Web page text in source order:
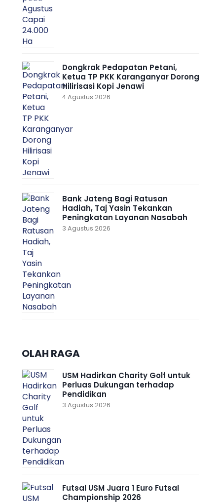
Dongkrak Pedapatan Petani,
Ketua TP PKK Karanganyar Dorong
Hilirisasi Kopi Jenawi
4 Agustus 2026
Bank Jateng Bagi Ratusan
Hadiah, Taj Yasin Tekankan
Peningkatan Layanan Nasabah
3 Agustus 2026
OLAH RAGA
USM Hadirkan Charity Golf untuk
Perluas Dukungan terhadap
Pendidikan
3 Agustus 2026
Futsal USM Juara 1 Euro Futsal
Championship 2026